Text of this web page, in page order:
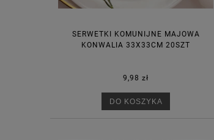
SERWETKI KOMUNIJNE MAJOWA
KONWALIA 33X33CM 20SZT
9,98 zł
DO KOSZYKA